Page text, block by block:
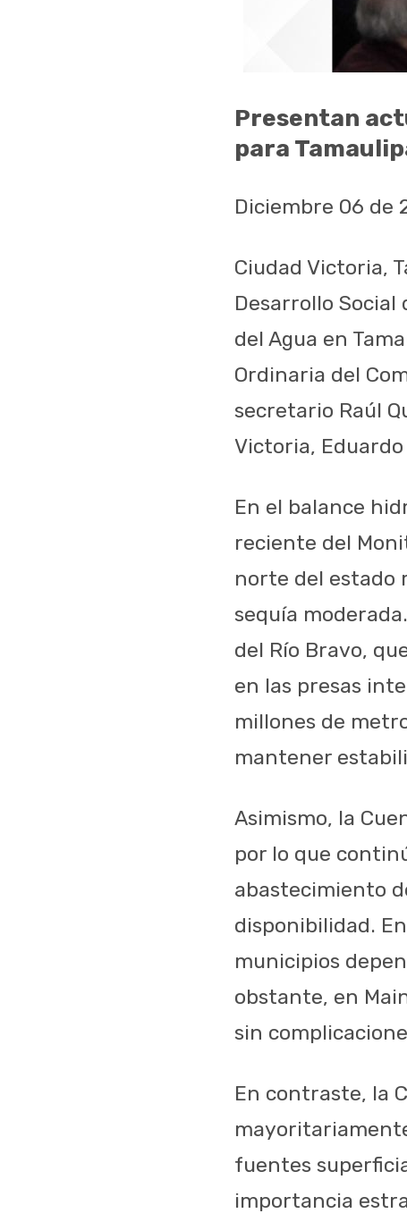
Presentan
para
Diciembre 06 de
Ciudad Victoria,
Desarrollo
del Agua en
Ordinaria del
secretario Raúl
Victoria,
En el balance
reciente del
norte del estado
sequía
del Río Bravo,
en las presas
millones de
mantener
Asimismo, la
por lo que
abastecimiento
disponibilidad.
municipios
obstante, en
sin
En contraste, la
fuentes
importancia